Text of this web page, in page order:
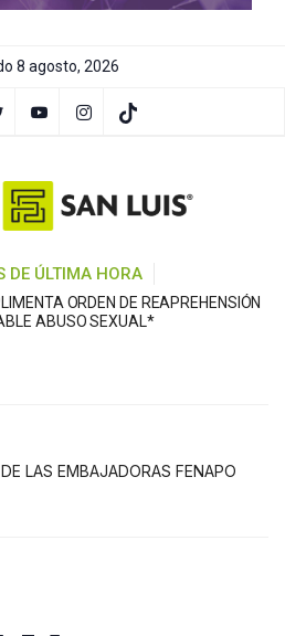
8 agosto, 2026
DE ÚLTIMA HORA
ORDEN DE REAPREHENSIÓN
ABUSO SEXUAL*
LAS EMBAJADORAS FENAPO